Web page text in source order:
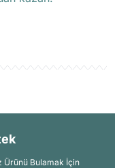
Ürünü Bulamak İçin